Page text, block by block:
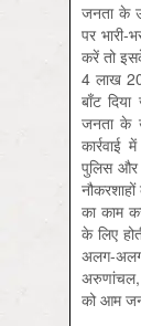
जनता के
पर
करें तो
4 लाख
बाँट
जनता के
पुलिस और
का काम
के लिए
अलग-
अरुणांचल,
को आम